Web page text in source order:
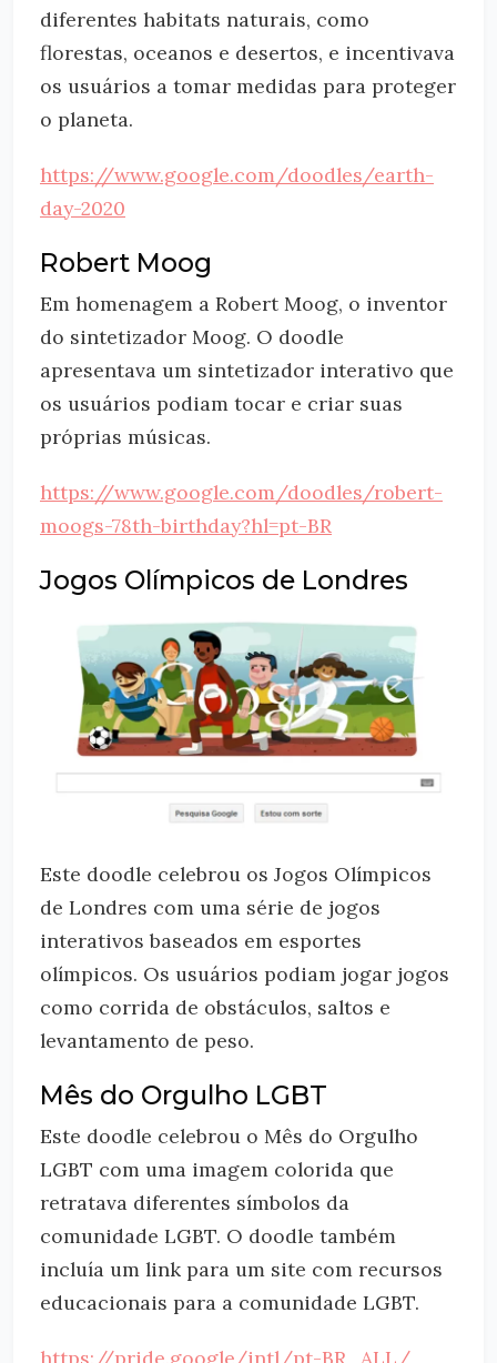
diferentes habitats naturais, como
florestas, oceanos e desertos, e incentivava
os usuários a tomar medidas para proteger
o planeta.
https://www.google.com/doodles/earth-
day-2020
Robert Moog
Em homenagem a Robert Moog, o inventor
do sintetizador Moog. O doodle
apresentava um sintetizador interativo que
os usuários podiam tocar e criar suas
próprias músicas.
https://www.google.com/doodles/robert-
moogs-78th-birthday?hl=pt-BR
Jogos Olímpicos de Londres
Este doodle celebrou os Jogos Olímpicos
de Londres com uma série de jogos
interativos baseados em esportes
olímpicos. Os usuários podiam jogar jogos
como corrida de obstáculos, saltos e
levantamento de peso.
Mês do Orgulho LGBT
Este doodle celebrou o Mês do Orgulho
LGBT com uma imagem colorida que
retratava diferentes símbolos da
comunidade LGBT. O doodle também
incluía um link para um site com recursos
educacionais para a comunidade LGBT.